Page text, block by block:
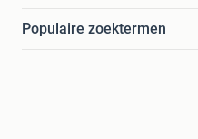
Populaire zoektermen